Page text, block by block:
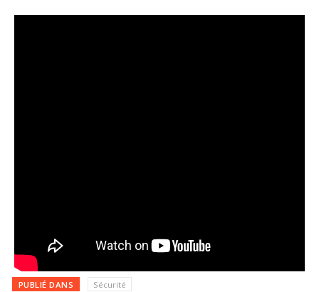
PUBLIÉ DANS Sécurité